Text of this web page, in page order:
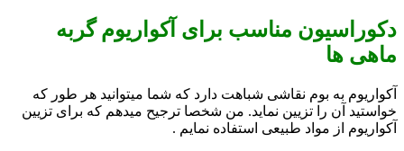
دکوراسیون مناسب برای آکواریوم گربه
ماهی ها
آکواریوم به بوم نقاشی شباهت دارد که شما میتوانید هر طور که
خواستید آن را تزیین نماید. من شخصا ترجیح میدهم که برای تزیین
آکواریوم از مواد طبیعی استفاده نمایم .